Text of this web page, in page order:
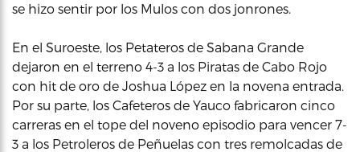
se hizo sentir por los Mulos con dos jonrones.
En el Suroeste, los Petateros de Sabana Grande
dejaron en el terreno 4-3 a los Piratas de Cabo Rojo
con hit de oro de Joshua López en la novena entrada.
Por su parte, los Cafeteros de Yauco fabricaron cinco
carreras en el tope del noveno episodio para vencer 7-
3 a los Petroleros de Peñuelas con tres remolcadas de